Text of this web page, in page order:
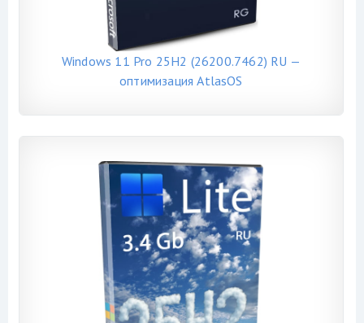
Windows 11 Pro 25H2 (26200.7462) RU —
оптимизация AtlasOS